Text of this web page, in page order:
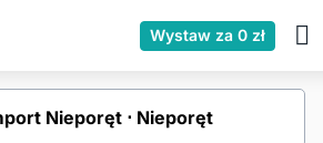
Wystaw za 0 zł
Nieporęt ⋅ Nieporęt